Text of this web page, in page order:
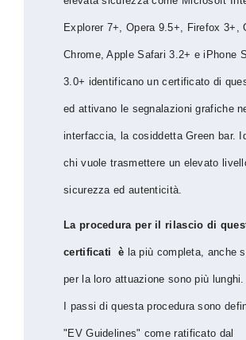
Explorer 7+, Opera 9.5+, Firefox 3+,
Chrome, Apple Safari 3.2+ e iPhone
3.0+ identificano un certificato di
ed attivano le segnalazioni grafiche
interfaccia, la cosiddetta Green bar.
chi vuole trasmettere un elevato
sicurezza ed autenticità.
La procedura per il rilascio di
certificati è la più completa, anche
per la loro attuazione sono più lunghi.
I passi di questa procedura sono
"EV Guidelines" come ratificato dal